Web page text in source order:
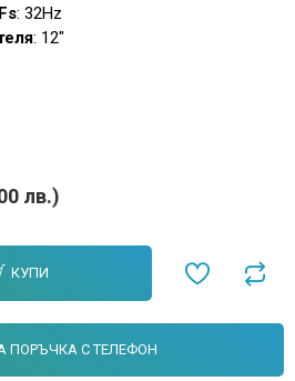
: 32Hz
: 12"
лв.)
КУПИ
ПОРЪЧКА С ТЕЛЕФОН